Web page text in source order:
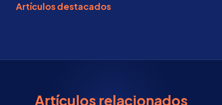
Artículos destacados
Artículos relacionados